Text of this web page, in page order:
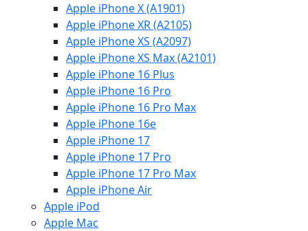
Apple iPhone X (A1901)
Apple iPhone XR (A2105)
Apple iPhone XS (A2097)
Apple iPhone XS Max (A2101)
Apple iPhone 16 Plus
Apple iPhone 16 Pro
Apple iPhone 16 Pro Max
Apple iPhone 16e
Apple iPhone 17
Apple iPhone 17 Pro
Apple iPhone 17 Pro Max
Apple iPhone Air
Apple iPod
Apple Mac